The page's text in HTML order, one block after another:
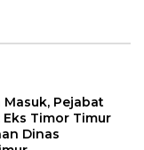
Masuk, Pejabat
Timor Timur
Dinas